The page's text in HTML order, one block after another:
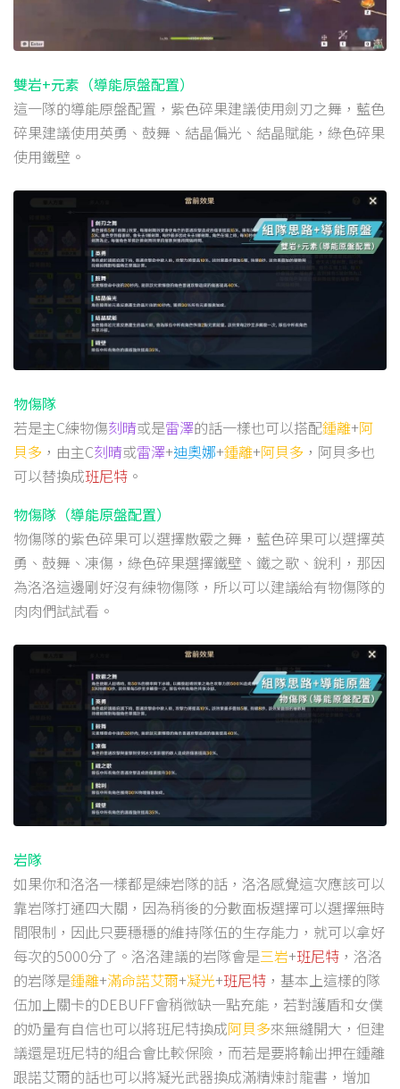
雙岩+元素（導能原盤配置）
這一隊的導能原盤配置，紫色碎果建議使用劍刃之舞，藍色
碎果建議使用英勇、鼓舞、結晶偏光、結晶賦能，綠色碎果
使用鐵壁。
物傷隊
若是主C練物傷刻晴或是雷澤的話一樣也可以搭配鍾離+阿
貝多 ，由主C刻晴或雷澤+迪奧娜+鍾離+阿貝多 ，阿貝多也
可以替換成班尼特 。
物傷隊（導能原盤配置）
物傷隊的紫色碎果可以選擇散霰之舞，藍色碎果可以選擇英
勇、鼓舞、凍傷，綠色碎果選擇鐵壁、鐵之歌、銳利，那因
為洛洛這邊剛好沒有練物傷隊，所以可以建議給有物傷隊的
肉肉們試試看。
岩隊
如果你和洛洛一樣都是練岩隊的話，洛洛感覺這次應該可以
靠岩隊打通四大關，因為稍後的分數面板選擇可以選擇無時
間限制，因此只要穩穩的維持隊伍的生存能力，就可以拿好
每次的5000分了。洛洛建議的岩隊會是三岩+班尼特 ，洛洛
的岩隊是鍾離+滿命諾艾爾+凝光+班尼特 ，基本上這樣的隊
伍加上關卡的DEBUFF會稍微缺一點充能，若對護盾和女僕
的奶量有自信也可以將班尼特換成阿貝多來無縫開大，但建
議還是班尼特的組合會比較保險，而若是要將輸出押在鍾離
跟諾艾爾的話也可以將凝光武器換成滿精煉討龍書，增加